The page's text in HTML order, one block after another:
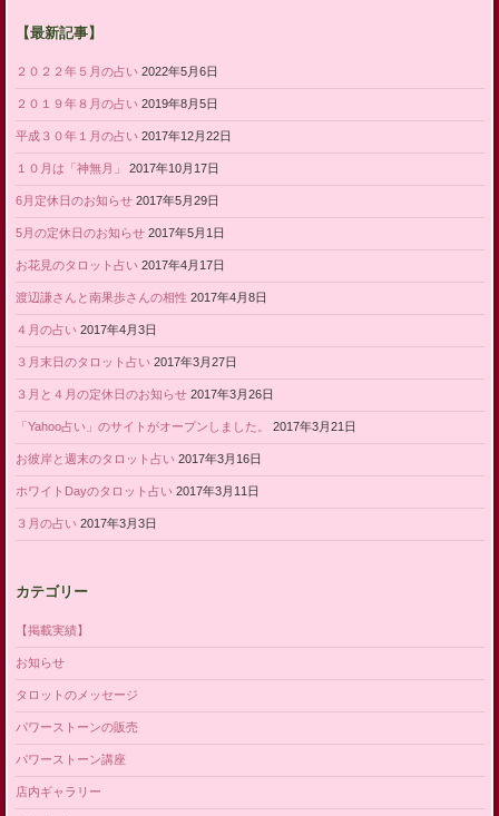
【最新記事】
２０２２年５月の占い 2022年5月6日
２０１９年８月の占い 2019年8月5日
平成３０年１月の占い 2017年12月22日
１０月は「神無月」 2017年10月17日
6月定休日のお知らせ 2017年5月29日
5月の定休日のお知らせ 2017年5月1日
お花見のタロット占い 2017年4月17日
渡辺謙さんと南果歩さんの相性 2017年4月8日
４月の占い 2017年4月3日
３月末日のタロット占い 2017年3月27日
３月と４月の定休日のお知らせ 2017年3月26日
「Yahoo占い」のサイトがオープンしました。 2017年3月21日
お彼岸と週末のタロット占い 2017年3月16日
ホワイトDayのタロット占い 2017年3月11日
３月の占い 2017年3月3日
カテゴリー
【掲載実績】
お知らせ
タロットのメッセージ
パワーストーンの販売
パワーストーン講座
店内ギャラリー